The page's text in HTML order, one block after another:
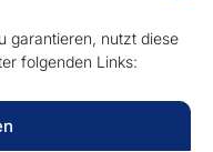
garantieren, nutzt diese
folgenden Links: